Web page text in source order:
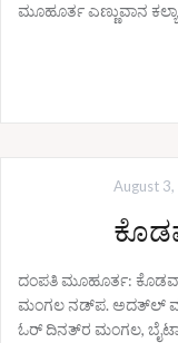
ಮೂಹೂರ್ತ ಎಣ್ಣುವಾನ
August 3,
ದಂಪತಿ ಮೂಹೂರ್ತ:
ಮಂಗಲ ನಡ್‌ಪ. ಅದತ್‌ಲ್
ಓರ್ ದಿನತ್‌ರ ಮಂಗಲ,